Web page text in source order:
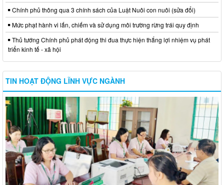
Chính phủ thông qua 3 chính sách của Luật Nuôi con nuôi (sửa đổi)
Mức phạt hành vi lấn, chiếm và sử dụng môi trường rừng trái quy định
Thủ tướng Chính phủ phát động thi đua thực hiện thắng lợi nhiệm vụ phát
triển kinh tế - xã hội
TIN HOẠT ĐỘNG LĨNH VỰC NGÀNH